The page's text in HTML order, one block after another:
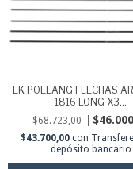
EK POELANG FLECHAS
1816 LONG X3...
$68.723,00
$43.700,00 con
depósito bancario